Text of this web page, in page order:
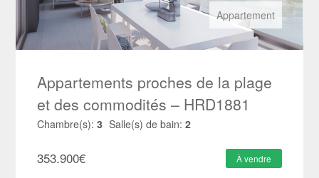
Appartement
Appartements proches de la plage
et des commodités – HRD1881
Chambre(s): 3 Salle(s) de bain: 2
353.900€ À vendre